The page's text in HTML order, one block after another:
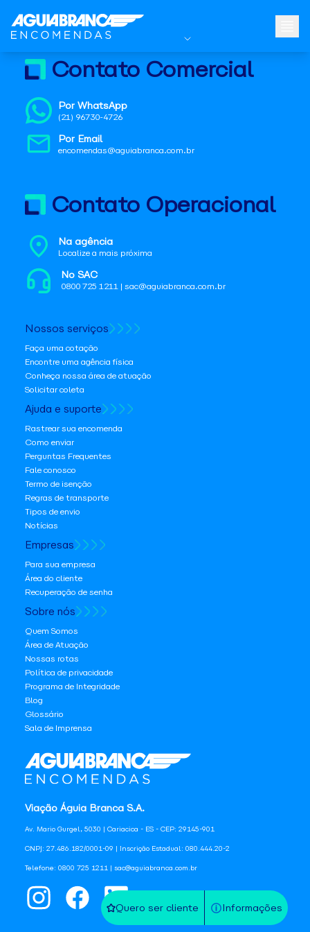
Quero ser cliente Informações
Viação Águia Branca S.A.
Av. Mario Gurgel, 5030 | Cariacica - ES - CEP: 29145-901
CNPJ: 27.486.182/0001-09 | Inscrição Estadual: 080.444.20-2
Telefone: 0800 725 1211 | sac@aguiabranca.com.br
Contato Comercial
Por WhatsApp
(21) 96730-4726
Por Email
encomendas@aguiabranca.com.br
Contato Operacional
Na agência
Localize a mais próxima
No SAC
0800 725 1211 | sac@aguiabranca.com.br
Nossos serviços
Faça uma cotação
Encontre uma agência física
Conheça nossa área de atuação
Solicitar coleta
Ajuda e suporte
Rastrear sua encomenda
Como enviar
Perguntas Frequentes
Fale conosco
Termo de isenção
Regras de transporte
Tipos de envio
Notícias
Empresas
Para sua empresa
Área do cliente
Recuperação de senha
Sobre nós
Quem Somos
Área de Atuação
Nossas rotas
Política de privacidade
Programa de Integridade
Blog
Glossário
Sala de Imprensa